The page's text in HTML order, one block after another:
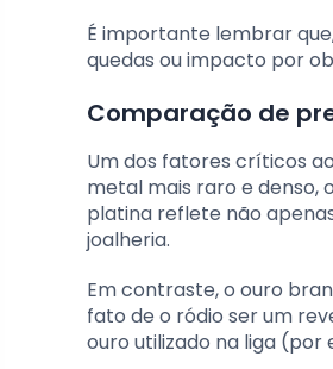
É importante lembrar
quedas ou impacto por
Comparação de
Um dos fatores críticos
metal mais raro e denso,
platina reflete não
joalheria.
Em contraste, o ouro
fato de o ródio ser um
ouro utilizado na liga (por